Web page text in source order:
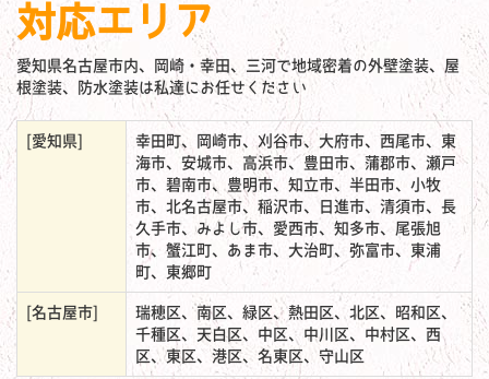
対応エリア
愛知県名古屋市内、岡崎・幸田、三河で地域密着の外壁塗装、屋
根塗装、防水塗装は私達にお任せください
[愛知県]
幸田町、岡崎市、刈谷市、大府市、西尾市、東
海市、安城市、高浜市、豊田市、蒲郡市、瀬戸
市、碧南市、豊明市、知立市、半田市、小牧
市、北名古屋市、稲沢市、日進市、清須市、長
久手市、みよし市、愛西市、知多市、尾張旭
市、蟹江町、あま市、大治町、弥富市、東浦
町、東郷町
[名古屋市]
瑞穂区、南区、緑区、熱田区、北区、昭和区、
千種区、天白区、中区、中川区、中村区、西
区、東区、港区、名東区、守山区